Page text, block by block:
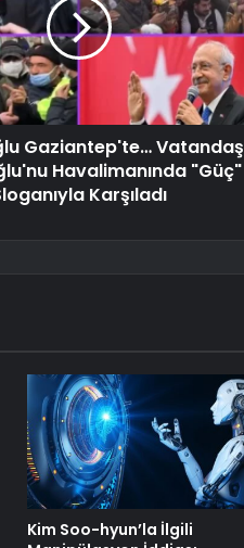
Gaziantep'te… Vatandaş
Havalimanında "Güç"
Karşıladı
Kim Soo-hyun’la İlgili